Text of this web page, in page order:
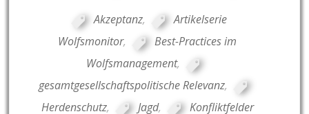
Akzeptanz,
Artikelserie
Wolfsmonitor,
Best-Practices im
Wolfsmanagement,
gesamtgesellschaftspolitische Relevanz,
Herdenschutz, Jagd, Konfliktfelder